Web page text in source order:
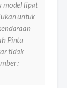
model lipat
untuk
Pintu
tidak
: